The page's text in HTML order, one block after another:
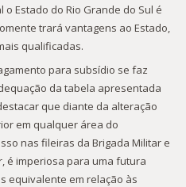
o Estado do Rio Grande do Sul é
trará vantagens ao Estado,
qualificadas.
para subsídio se faz
da tabela apresentada
que diante da alteração
em qualquer área do
nas fileiras da Brigada Militar e
é imperiosa para uma futura
equivalente em relação às